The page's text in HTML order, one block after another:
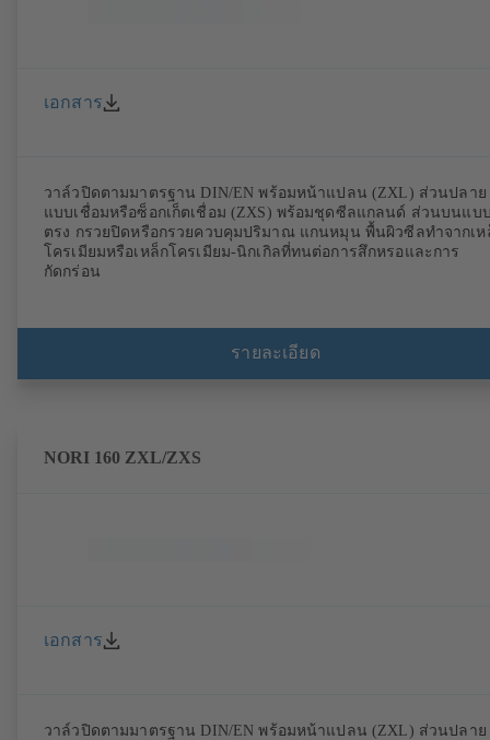
เอกสาร
วาล์วปิดตามมาตรฐาน DIN/EN พร้อมหน้าแปลน (ZXL) ส่วนปลาย
แบบเชื่อมหรือซ็อกเก็ตเชื่อม (ZXS) พร้อมชุดซีลแกลนด์ ส่วนบนแบ
ตรง กรวยปิดหรือกรวยควบคุมปริมาณ แกนหมุน พื้นผิวซีลทำจากเห
โครเมียมหรือเหล็กโครเมียม-นิกเกิลที่ทนต่อการสึกหรอและการ
กัดกร่อน
รายละเอียด
NORI 160 ZXL/ZXS
เอกสาร
วาล์วปิดตามมาตรฐาน DIN/EN พร้อมหน้าแปลน (ZXL) ส่วนปลาย